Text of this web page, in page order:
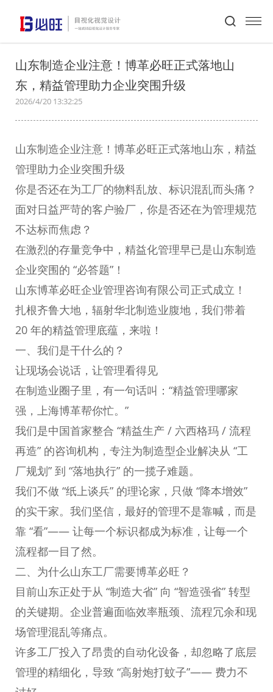
首页 > 必旺动态 > 新闻详情
山东制造企业注意！博革必旺正式落地山
东，精益管理助力企业突围升级
2026/4/20 13:32:25
山东制造企业注意！博革必旺正式落地山东，精益
管理助力企业突围升级
你是否还在为工厂的物料乱放、标识混乱而头痛？
面对日益严苛的客户验厂，你是否还在为管理规范
不达标而焦虑？
在激烈的存量竞争中，精益化管理早已是山东制造
企业突围的 “必答题”！
山东博革必旺企业管理咨询有限公司正式成立！
扎根齐鲁大地，辐射华北制造业腹地，我们带着
20 年的精益管理底蕴，来啦！
一、我们是干什么的？
让现场会说话，让管理看得见
在制造业圈子里，有一句话叫：“精益管理哪家
强，上海博革帮你忙。”
我们是中国首家整合 “精益生产 / 六西格玛 / 流程
再造” 的咨询机构，专注为制造型企业解决从 “工
厂规划” 到 “落地执行” 的一揽子难题。
我们不做 “纸上谈兵” 的理论家，只做 “降本增效”
的实干家。我们坚信，最好的管理不是靠喊，而是
靠 “看”—— 让每一个标识都成为标准，让每一个
流程都一目了然。
二、为什么山东工厂需要博革必旺？
目前山东正处于从 “制造大省” 向 “智造强省” 转型
的关键期。企业普遍面临效率瓶颈、流程冗余和现
场管理混乱等痛点。
许多工厂投入了昂贵的自动化设备，却忽略了底层
管理的精细化，导致 “高射炮打蚊子”—— 费力不